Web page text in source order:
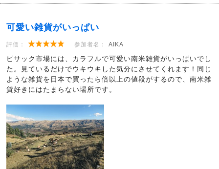
可愛い雑貨がいっぱい
評価： 参加者名： AIKA
ピサック市場には、カラフルで可愛い南米雑貨がいっぱいでし
た。見ているだけでウキウキした気分にさせてくれます！同じ
ような雑貨を日本で買ったら倍以上の値段がするので、南米雑
貨好きにはたまらない場所です。